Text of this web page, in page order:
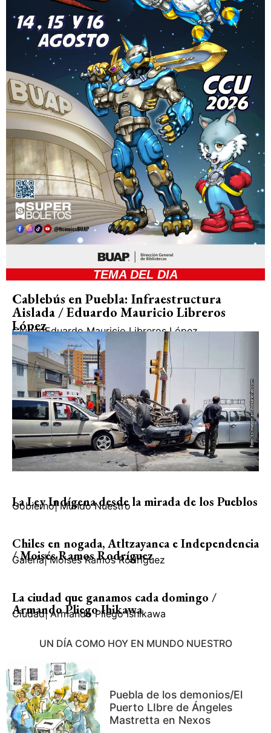
TEMA DEL DIA
Cablebús en Puebla: Infraestructura
Aislada / Eduardo Mauricio Libreros
López
CiudadEduardo Mauricio Libreros López
La Ley Indígena desde la mirada de los Pueblos
Gobierno| Mundo Nuestro
Chiles en nogada, Atltzayanca e Independencia
/ Moisés Ramos Rodríguez
Galería| Moisés Ramos Rodríguez
La ciudad que ganamos cada domingo /
Armando Pliego Ihikawa
Ciudad| Armando Pliego Ishikawa
UN DÍA COMO HOY EN MUNDO NUESTRO
Puebla de los demonios/El
Puerto LIbre de Ángeles
Mastretta en Nexos